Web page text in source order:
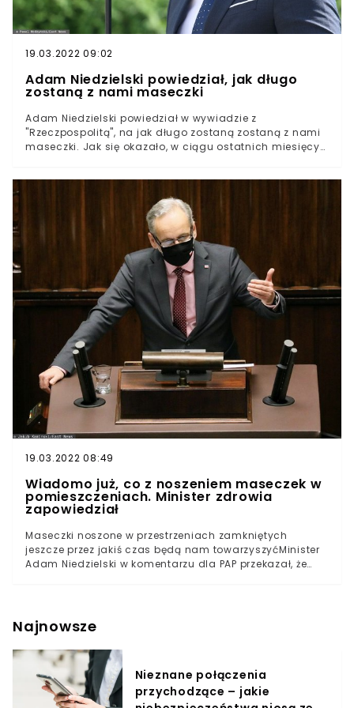
19.03.2022 09:02
Adam Niedzielski powiedział, jak długo
zostaną z nami maseczki
Adam Niedzielski powiedział w wywiadzie z
"Rzeczpospolitą", na jak długo zostaną zostaną z nami
maseczki. Jak się okazało, w ciągu ostatnich miesięcy
19.03.2022 08:49
Wiadomo już, co z noszeniem maseczek w
pomieszczeniach. Minister zdrowia
zapowiedział
Maseczki noszone w przestrzeniach zamkniętych
jeszcze przez jakiś czas będą nam towarzyszyćMinister
Adam Niedzielski w komentarzu dla PAP przekazał, że
stwierdzeniem, iż „musimy się przyzwyczaić do tego, że
epidemia się tli”Minister zdrowia Adam Niedzielski
przekazał wiadomości na temat swoich rekomendacji
dotyczących noszenia maseczek w pomieszczeniach
zamkniętych. Jest to jedno z obostrzeń, które może
zostać z nami jeszcze przez jakiś czas.W ostatnich
Najnowsze
Nieznane połączenia
przychodzące – jakie